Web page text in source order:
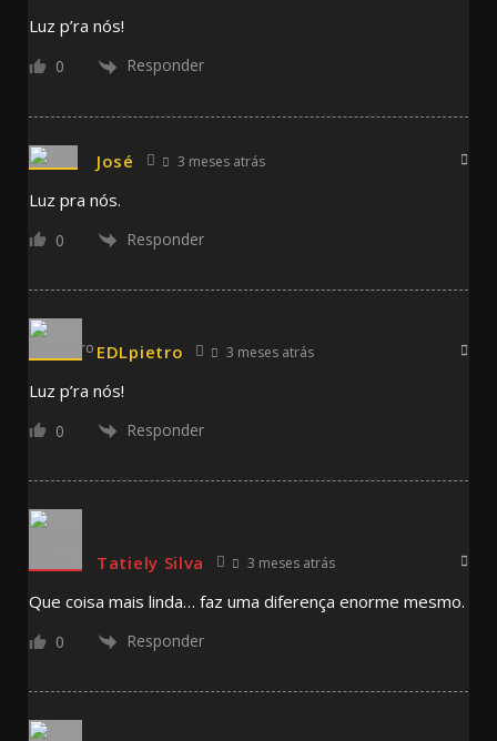
Luz p’ra nós!
0 Responder
José 3 meses atrás
Luz pra nós.
0 Responder
EDLpietro 3 meses atrás
Luz p’ra nós!
0 Responder
Tatiely Silva 3 meses atrás
Que coisa mais linda… faz uma diferença enorme mesmo.
0 Responder